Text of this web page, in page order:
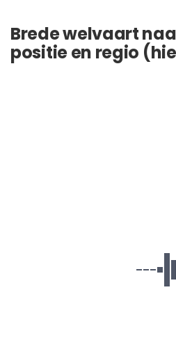
Brede welvaart
positie en regio